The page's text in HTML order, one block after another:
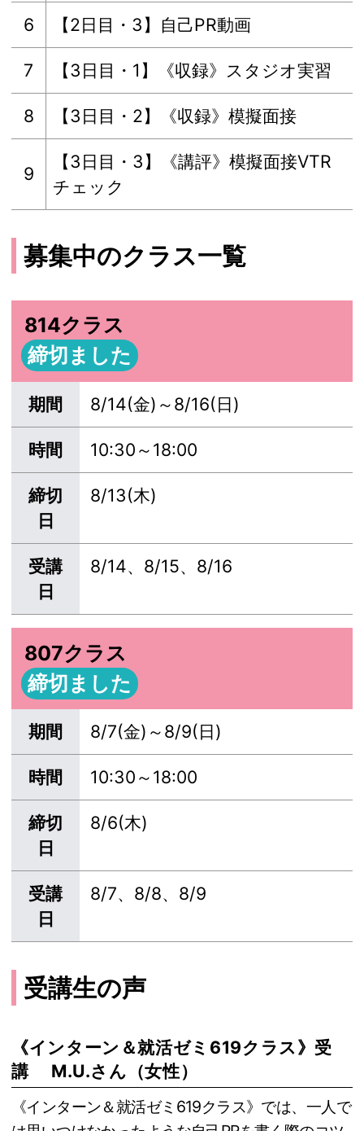
6 【2日目・3】自己PR動画
7 【3日目・1】《収録》スタジオ実習
8 【3日目・2】《収録》模擬面接
9
【3日目・3】《講評》模擬面接VTR
チェック
募集中のクラス一覧
814クラス
締切ました
期間 8/14(金)～8/16(日)
時間 10:30～18:00
締切
日
8/13(木)
受講
日
8/14、8/15、8/16
807クラス
締切ました
期間 8/7(金)～8/9(日)
時間 10:30～18:00
締切
日
8/6(木)
受講
日
8/7、8/8、8/9
受講生の声
《インターン＆就活ゼミ619クラス》受
講 M.U.さん（女性）
《インターン＆就活ゼミ619クラス》では、一人で